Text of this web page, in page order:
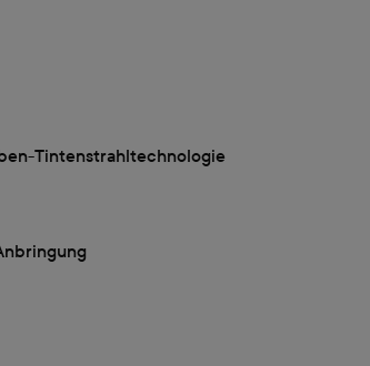
Tintenstrahltechnologie